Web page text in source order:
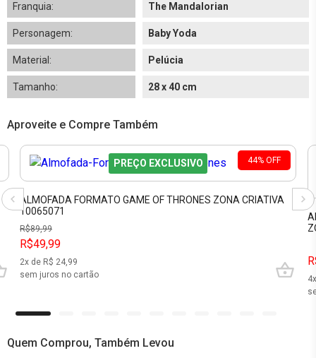
Franquia: The Mandalorian
Personagem: Baby Yoda
Material: Pelúcia
Tamanho: 28 x 40 cm
Aproveite e Compre Também
44% OFF
PREÇO EXCLUSIVO
ALMOFADA FORMATO GAME OF THRONES ZONA CRIATIVA
10065071
R$89,99
R$49,99
2x de R$ 24,99
sem juros no cartão
4
Quem Comprou, Também Levou